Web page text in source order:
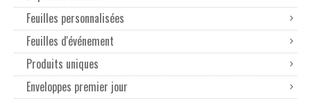
Feuilles personnalisées
Feuilles d'événement
Produits uniques
Enveloppes premier jour